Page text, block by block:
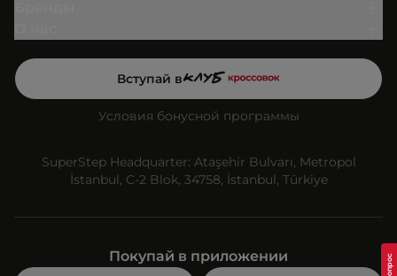
Вступай в
Условия бонусной программы
SuperStep Headquarter: Ataşehir Bulvarı, Metropol
İstanbul, C-2 Blok, 34758, İstanbul, Türkiye
Покупай в приложении